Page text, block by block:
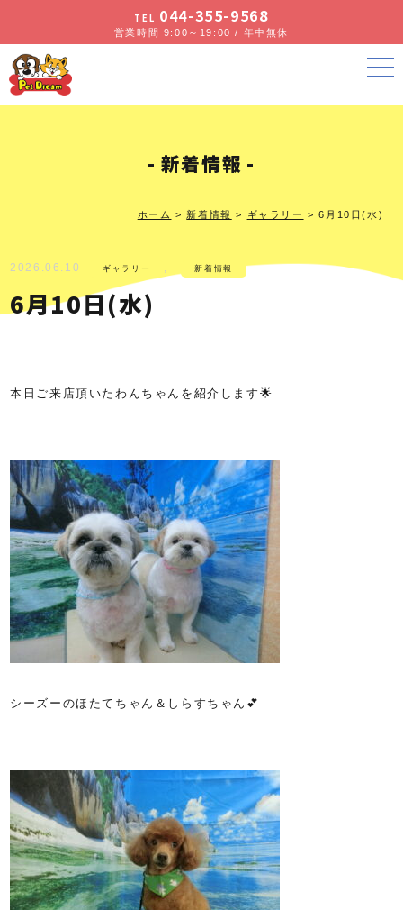
TEL 044-355-9568
営業時間 9:00～19:00 / 年中無休
新着情報
ホーム > 新着情報 > ギャラリー >6月10日(水)
2026.06.10 ギャラリー 新着情報
6月10日(水)
本日ご来店頂いたわんちゃんを紹介します🌟
シーズーのほたてちゃん＆しらすちゃん💕